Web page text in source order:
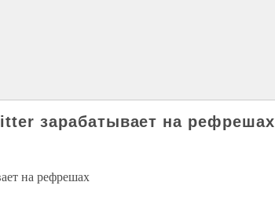
зарабатывает на рефрешах
на рефрешах